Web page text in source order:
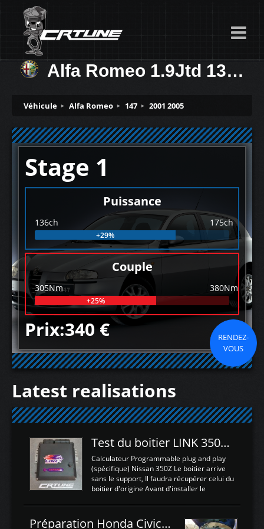
Alfa Romeo 1.9Jtd 136ch
Véhicule Alfa Romeo 147 2001 2005
Stage 1
Puissance
136ch 175ch
+29%
Couple
305Nm 380Nm
+25%
Prix:340 €
RENDEZ-
VOUS
Latest realisations
Test du boitier LINK 350Z Plugin ECU
Calculateur Programmable plug and play
(spécifique) Nissan 350Z Le boitier arrive
sans le support, Il faudra récupérer celui du
boitier d'origine Avant d'installer le
d'envoyer l'information de la large bande
Préparation Honda Civic Type R FK2